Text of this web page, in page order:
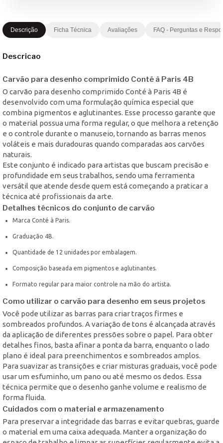
Descrição Ficha Técnica Avaliações FAQ - Perguntas e
Descricao
Carvão para desenho comprimido Conté à Paris 4B
O carvão para desenho comprimido Conté à Paris 4B é
desenvolvido com uma formulação química especial que
combina pigmentos e aglutinantes. Esse processo garante que
o material possua uma forma regular, o que melhora a retenção
e o controle durante o manuseio, tornando as barras menos
voláteis e mais duradouras quando comparadas aos carvões
naturais.
Este conjunto é indicado para artistas que buscam precisão e
profundidade em seus trabalhos, sendo uma ferramenta
versátil que atende desde quem está começando a praticar a
técnica até profissionais da arte.
Detalhes técnicos do conjunto de carvão
Marca Conté à Paris.
Graduação 4B.
Quantidade de 12 unidades por embalagem.
Composição baseada em pigmentos e aglutinantes.
Formato regular para maior controle na mão do artista.
Como utilizar o carvão para desenho em seus projetos
Você pode utilizar as barras para criar traços firmes e
sombreados profundos. A variação de tons é alcançada através
da aplicação de diferentes pressões sobre o papel. Para obter
detalhes finos, basta afinar a ponta da barra, enquanto o lado
plano é ideal para preenchimentos e sombreados amplos.
Para suavizar as transições e criar misturas graduais, você pode
usar um esfuminho, um pano ou até mesmo os dedos. Essa
técnica permite que o desenho ganhe volume e realismo de
forma fluida.
Cuidados com o material e armazenamento
Para preservar a integridade das barras e evitar quebras, guarde
o material em uma caixa adequada. Manter a organização do